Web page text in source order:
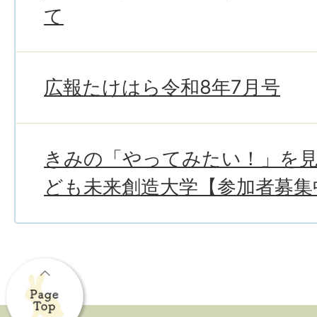
て
広報たけはら令和8年7月号
きみの「やってみたい！」を
ども未来創造大学【参加者募